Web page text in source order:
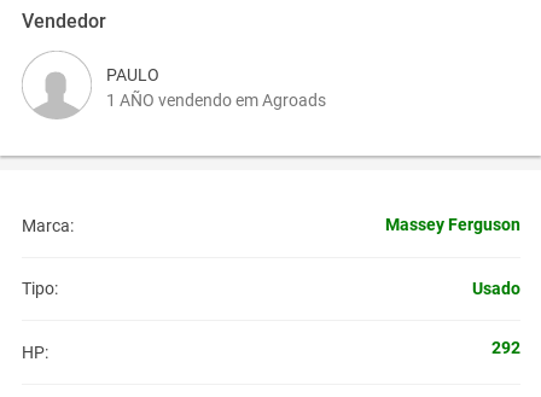
Vendedor
PAULO
1 AÑO vendendo em Agroads
Marca: Massey Ferguson
Tipo: Usado
HP: 292